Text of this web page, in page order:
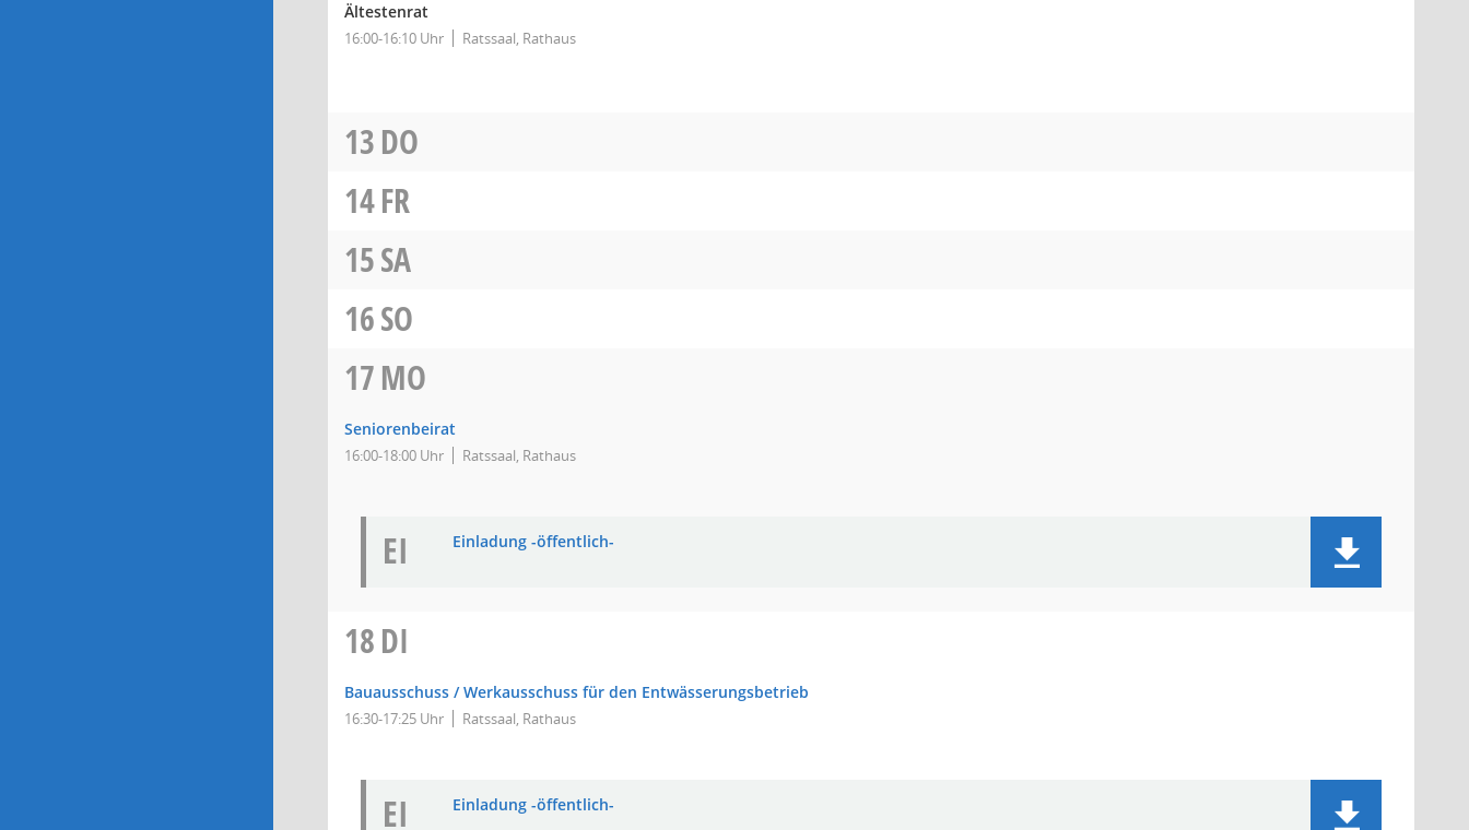
Ältestenrat
16:00-16:10 Uhr Ratssaal, Rathaus
13DO
14FR
15SA
16SO
17MO
Seniorenbeirat
16:00-18:00 Uhr Ratssaal, Rathaus
EI Einladung -öffentlich-
18DI
Bauausschuss / Werkausschuss für den Entwässerungsbetrieb
16:30-17:25 Uhr Ratssaal, Rathaus
EI Einladung -öffentlich-